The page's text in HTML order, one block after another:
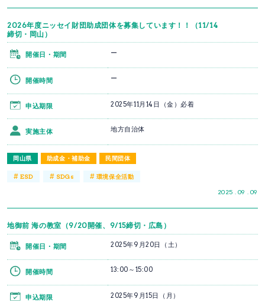
2026年度ニッセイ財団助成団体を募集しています！！（11/14
締切・岡山）
岡山県 助成金・補助金 民間団体
2025 . 09 . 09
開催日・期間 ー
開催時間 ー
申込期限 2025年11月14日（金）必着
実施主体 地方自治体
#ESD # SDGs # 環境保全活動
地御前 海の教室（9/20開催、9/15締切・広島）
開催日・期間 2025年9月20日（土）
開催時間 13:00～15:00
申込期限 2025年9月15日（月）